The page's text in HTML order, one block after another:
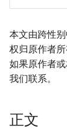
本文由跨性
权归原作者
如果原作者
我们联系。
正文